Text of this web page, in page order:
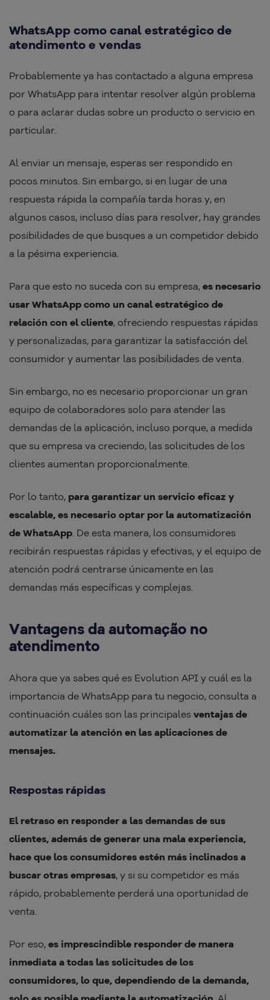
WhatsApp como canal estratégico de
atendimento e vendas
Probablemente ya has contactado a alguna empresa
por WhatsApp para intentar resolver algún problema
o para aclarar dudas sobre un producto o servicio en
particular.
Al enviar un mensaje, esperas ser respondido en
pocos minutos. Sin embargo, si en lugar de una
respuesta rápida la compañía tarda horas y, en
algunos casos, incluso días para resolver, hay grandes
posibilidades de que busques a un competidor debido
a la pésima experiencia.
Para que esto no suceda con su empresa, es necesario
usar WhatsApp como un canal estratégico de
relación con el cliente, ofreciendo respuestas rápidas
y personalizadas, para garantizar la satisfacción del
consumidor y aumentar las posibilidades de venta.
Sin embargo, no es necesario proporcionar un gran
equipo de colaboradores solo para atender las
demandas de la aplicación, incluso porque, a medida
que su empresa va creciendo, las solicitudes de los
clientes aumentan proporcionalmente.
Por lo tanto, para garantizar un servicio eficaz y
escalable, es necesario optar por la automatización
de WhatsApp . De esta manera, los consumidores
recibirán respuestas rápidas y efectivas, y el equipo de
atención podrá centrarse únicamente en las
demandas más específicas y complejas.
Vantagens da automação no
atendimento
Ahora que ya sabes qué es Evolution API y cuál es la
importancia de WhatsApp para tu negocio, consulta a
continuación cuáles son las principales ventajas de
automatizar la atención en las aplicaciones de
mensajes.
Respostas rápidas
El retraso en responder a las demandas de sus
clientes, además de generar una mala experiencia,
hace que los consumidores estén más inclinados a
buscar otras empresas, y si su competidor es más
rápido, probablemente perderá una oportunidad de
venta.
Por eso, es imprescindible responder de manera
inmediata a todas las solicitudes de los
consumidores, lo que, dependiendo de la demanda,